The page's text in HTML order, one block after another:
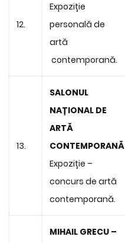
12.
Expoziție
personală de
artă
contemporană.
13.
SALONUL
NAȚIONAL DE
ARTĂ
CONTEMPORANĂ
Expoziție –
concurs de artă
contemporană.
MIHAIL GRECU –